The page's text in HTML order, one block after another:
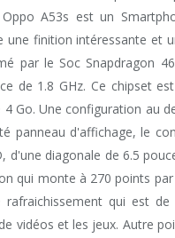
A53s est un
une finition intéressante et
par le Soc Snapdragon
de 1.8 GHz. Ce chipset
4 Go. Une configuration au
panneau d'affichage, le
d'une diagonale de 6.5
qui monte à 270 points
rafraichissement qui est
vidéos et les jeux. Autre